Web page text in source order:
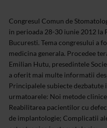
Congresul Comun de
in perioada 28-30 iunie 2012 la
Bucuresti. Tema congresului a
medicina generala. Procedee
Emilian Hutu, presedintele
a oferit mai multe informatii
Principalele subiecte
urmatoarele: Noi metode
Reabilitarea pacientilor cu
de implantologie; Complicatii